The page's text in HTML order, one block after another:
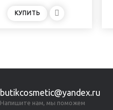
КУПИТЬ
butikcosmetic@yandex.ru
Напишите нам, мы поможем